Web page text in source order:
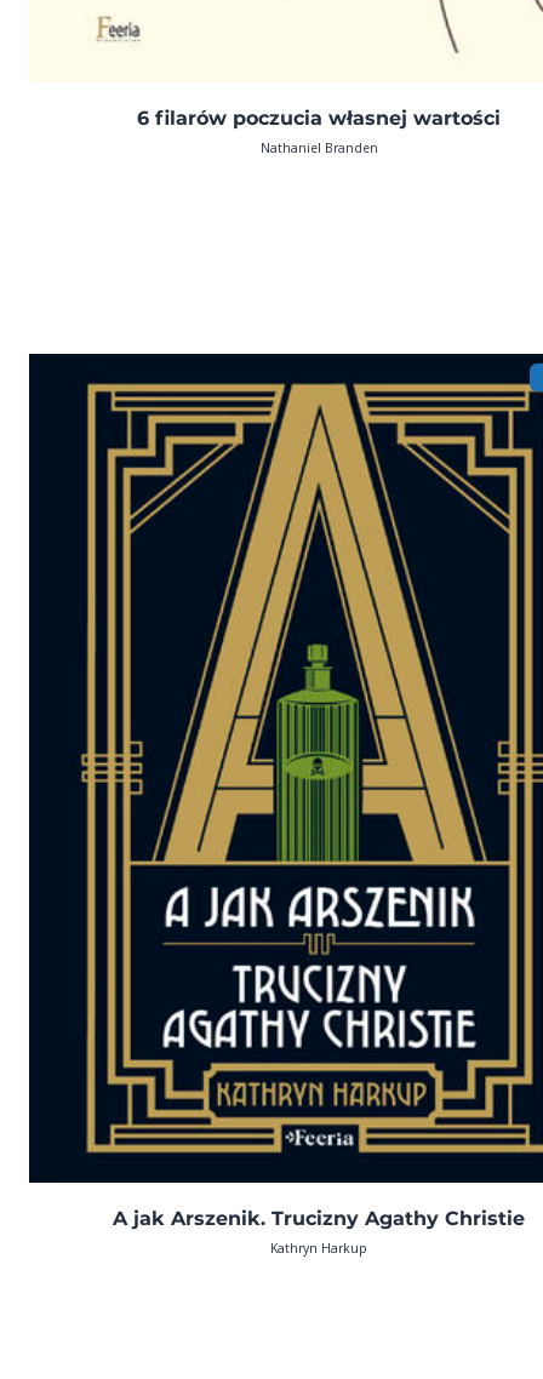
6 filarów poczucia własnej wartości
Nathaniel Branden
A jak Arszenik. Trucizny Agathy Christie
Kathryn Harkup